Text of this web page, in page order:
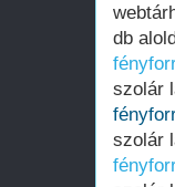
db
szolár
szolár